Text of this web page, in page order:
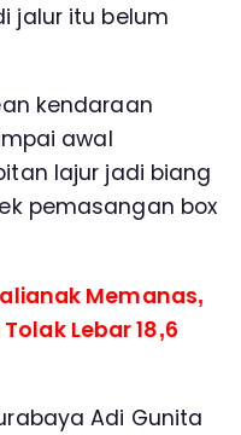
jalur itu belum
kendaraan
awal
lajur jadi biang
pemasangan box
Memanas,
Lebar 18,6
Adi Gunita